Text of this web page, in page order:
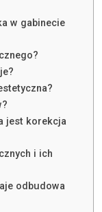
w gabinecie
jest korekcja
i ich
odbudowa